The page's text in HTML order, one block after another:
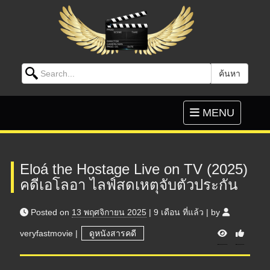
Search for: ค้นหา
Toggle
navigation
MENU
Eloá the Hostage Live on TV (2025)
คดีเอโลอา ไลฟ์สดเหตุจับตัวประกัน
Posted on 13 พฤศจิกายน 2025 | 9 เดือน ที่แล้ว | by
veryfastmovie | ดูหนังสารคดี V
i